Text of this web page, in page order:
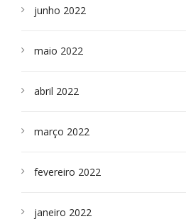
junho 2022
maio 2022
abril 2022
março 2022
fevereiro 2022
janeiro 2022